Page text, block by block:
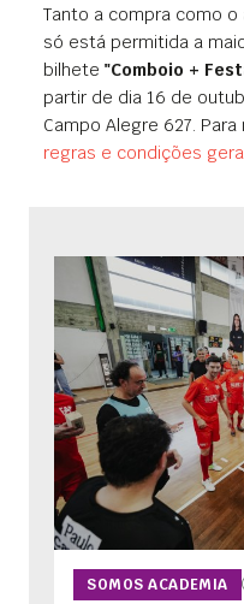
Tanto a compra como
só está permitida a
bilhete "Comboio +
partir de dia 16 de
Campo Alegre 627.
regras e condições
SOMOS ACADEMIA